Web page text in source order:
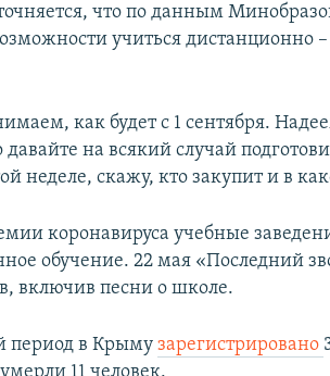
что по данным
учиться дистанционно
как будет с 1 сентября.
давайте на всякий случай
неделе, скажу, кто закупит и в
коронавируса учебные
обучение. 22 мая «Последний
включив песни о школе.
период в Крымузарегистрировано